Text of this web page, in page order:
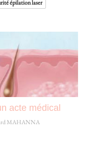
épilation laser
acte médical
MAHANNA